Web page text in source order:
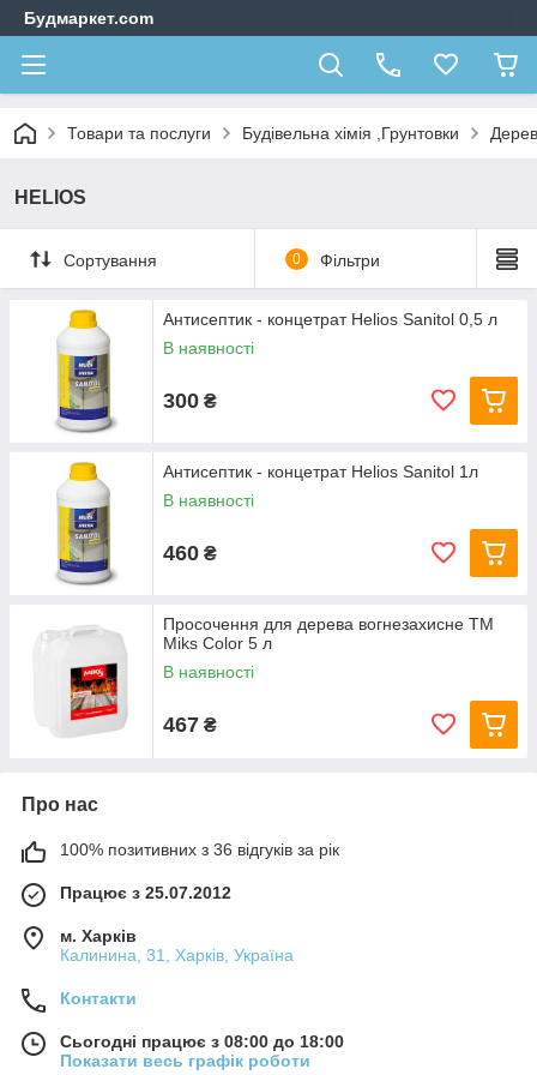
Будмаркет.com
Товари та послуги Будівельна хімія ,Грунтовки
HELIOS
Сортування 0 Фільтри
Антисептик - концетрат Helios Sanitol 0,5 л
В наявності
300 ₴
Антисептик - концетрат Helios Sanitol 1л
В наявності
460 ₴
Просочення для дерева вогнезахисне ТМ
Miks Color 5 л
В наявності
467 ₴
Про нас
100% позитивних з 36 відгуків за рік
Працює з 25.07.2012
м. Харків
Калинина, 31, Харків, Україна
Контакти
Сьогодні працює з 08:00 до 18:00
Показати весь графік роботи